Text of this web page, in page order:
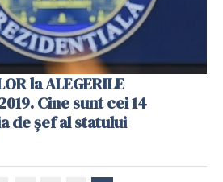
la ALEGERILE
Cine sunt cei 14
de șef al statului